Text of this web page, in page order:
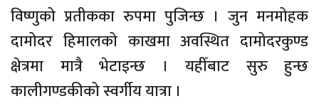
विष्णुको प्रतीकका रुपमा पुजिन्छ । जुन मनमोहक
दामोदर हिमालको काखमा अवस्थित दामोदरकुण्ड
क्षेत्रमा मात्रै भेटाइन्छ । यहीँबाट सुरु हुन्छ
कालीगण्डकीको स्वर्गीय यात्रा ।